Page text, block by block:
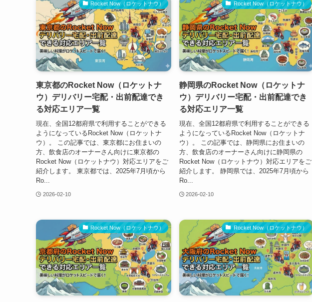
Rocket Now（ロケットナウ）
東京都のRocket Now（ロケットナ
ウ）デリバリー宅配・出前配達でき
る対応エリア一覧
現在、全国12都府県で利用することができる
ようになっているRocket Now（ロケットナ
ウ）。 この記事では、東京都にお住まいの
方、飲食店のオーナーさん向けに東京都の
Rocket Now（ロケットナウ）対応エリアをご
紹介します。 東京都では、2025年7月頃から
Ro...
2026-02-10
Rocket Now（ロケットナウ）
静岡県のRocket Now（ロケットナ
ウ）デリバリー宅配・出前配達でき
る対応エリア一覧
現在、全国12都府県で利用することができる
ようになっているRocket Now（ロケットナ
ウ）。 この記事では、静岡県にお住まいの
方、飲食店のオーナーさん向けに静岡県の
Rocket Now（ロケットナウ）対応エリアをご
紹介します。 静岡県では、2025年7月頃から
Ro...
2026-02-10
Rocket Now（ロケットナウ） Rocket Now（ロケットナウ）